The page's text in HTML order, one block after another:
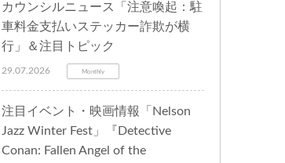
カウンシルニュース「注意喚起：駐
車料金支払いステッカー詐欺が横
行」＆注目トピック
29.07.2026 Monthly
注目イベント・映画情報「Nelson
Jazz Winter Fest」『Detective
Conan: Fallen Angel of the